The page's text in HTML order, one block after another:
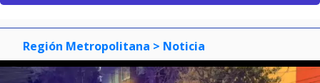
Región Metropolitana > Noticia